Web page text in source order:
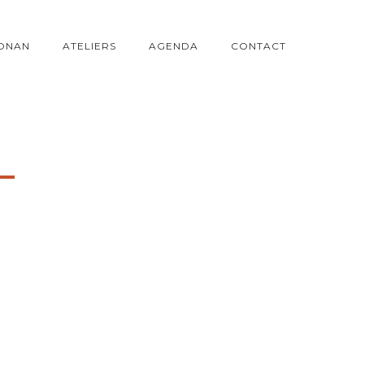
ATELIERS AGENDA CONTACT